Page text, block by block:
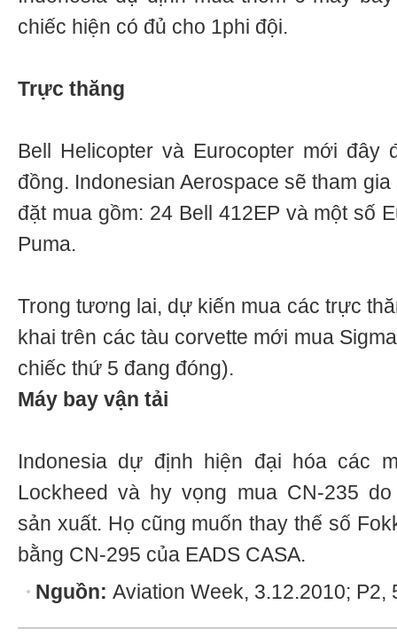
chiếc hiện có đủ cho 1phi đội.
Trực thăng
Bell Helicopter và Eurocopter mới
đồng. Indonesian Aerospace sẽ tham
đặt mua gồm: 24 Bell 412EP và một số
Puma.
Trong tương lai, dự kiến mua các trực
khai trên các tàu corvette mới mua
chiếc thứ 5 đang đóng).
Máy bay vận tải
Indonesia dự định hiện đại hóa các
Lockheed và hy vọng mua CN-235 do
sản xuất. Họ cũng muốn thay thế số
bằng CN-295 của EADS CASA.
Nguồn: Aviation Week, 3.12.2010; P2,